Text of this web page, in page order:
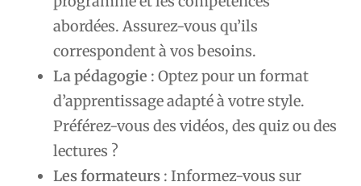
abordées. Assurez-vous qu’ils
correspondent à vos besoins.
La pédagogie : Optez pour un format
d’apprentissage adapté à votre style.
Préférez-vous des vidéos, des quiz ou des
lectures ?
Les formateurs : Informez-vous sur